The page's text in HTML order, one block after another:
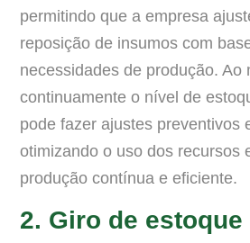
permitindo que a empresa
reposição de insumos com
necessidades de produção. Ao
continuamente o nível de
pode fazer ajustes preventivos
otimizando o uso dos recursos
produção contínua e eficiente.
2. Giro de estoque